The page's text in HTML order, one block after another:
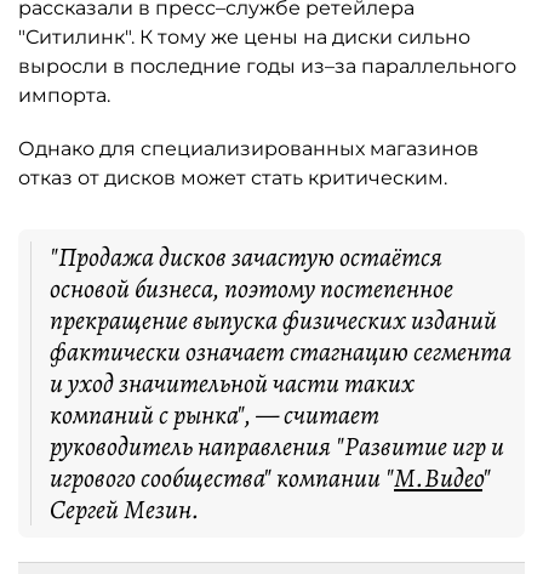
рассказали в пресс–службе ретейлера
"Ситилинк". К тому же цены на диски сильно
выросли в последние годы из–за параллельного
импорта.
Однако для специализированных магазинов
отказ от дисков может стать критическим.
"Продажа дисков зачастую остаётся
основой бизнеса, поэтому постепенное
прекращение выпуска физических изданий
фактически означает стагнацию сегмента
и уход значительной части таких
компаний с рынка", — считает
руководитель направления "Развитие игр и
игрового сообщества" компании "М.Видео"
Сергей Мезин.